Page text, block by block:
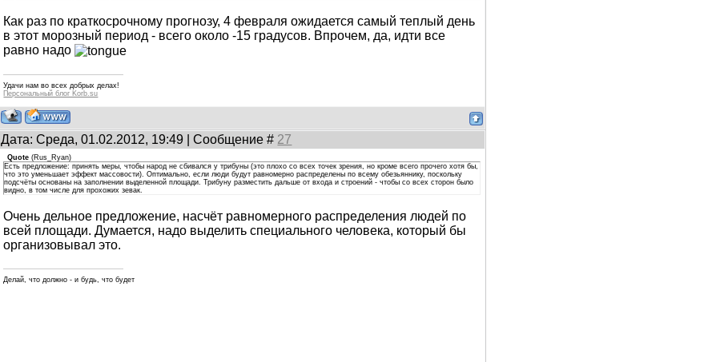
Как раз по краткосрочному прогнозу, 4 февраля ожидается самый теплый день
в этот морозный период - всего около -15 градусов. Впрочем, да, идти все
равно надо
Удачи нам во всех добрых делах!
Персональный блог Korb.su
Дата: Среда, 01.02.2012, 19:49 | Сообщение # 27
Quote (Rus_Ryan)
Есть предложение: принять меры, чтобы народ не сбивался у трибуны (это плохо со всех точек зрения, но кроме всего прочего хотя бы,
что это уменьшает эффект массовости). Оптимально, если люди будут равномерно распределены по всему обезьяннику, поскольку
подсчёты основаны на заполнении выделенной площади. Трибуну разместить дальше от входа и строений - чтобы со всех сторон было
видно, в том числе для прохожих зевак.
Очень дельное предложение, насчёт равномерного распределения людей по
всей площади. Думается, надо выделить специального человека, который бы
организовывал это.
Делай, что должно - и будь, что будет